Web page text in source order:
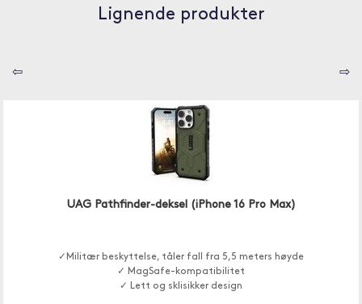
Lignende produkter
⇦ ⇨
UAG Pathfinder-deksel (iPhone 16 Pro Max)
✓Militær beskyttelse, tåler fall fra 5,5 meters høyde
✓ MagSafe-kompatibilitet
✓ Lett og sklisikker design